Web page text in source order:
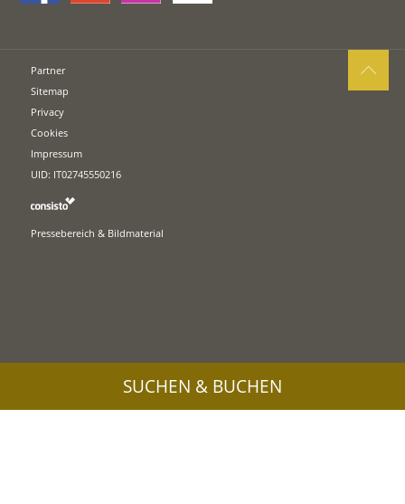
Partner
Sitemap
Privacy
Cookies
Impressum
UID: IT02745550216
Pressebereich & Bildmaterial
SUCHEN & BUCHEN